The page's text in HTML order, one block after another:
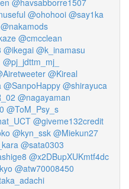
@havsabborre1507
@ohohooi @say1ka
@nakamods
@cmcclean
@ikegai @k_inamasu
@pj_jdttm_mj_
@Kireal
@SanpoHappy @shirayuca
@nagayaman
@ToM_Psy_s
@giveme132credit
@kyn_ssk @Miekun27
@sata0303
@x2DBupXUKmtf4dc
@atw70008450